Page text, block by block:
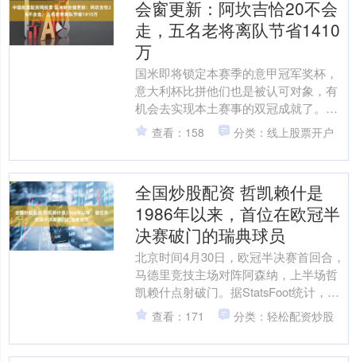
会窗更新：阿坎吉恰20不会
走，五名老将离队节省1410
万
国米即将锁定本赛季的意甲冠军奖杯，
意大利杯比拼他们也是被认可对象，有
机会去实现本土赛事的双冠成就了。这
对齐沃来讲是个鼓励，虽然欧冠淘汰赛
实在是发挥太差，不过对比....
查看：158 分类：线上股票开户
全国炒股配资 哲凯赖什是
1986年以来，首位在欧冠半
决赛破门的瑞典球员
北京时间4月30日，欧冠半决赛首回合，
马德里竞技主场对阵阿森纳，上半场哲
凯赖什点射破门。据StatsFoot统计，哲
凯赖什成为自1986年以来全国炒股配
资，首位....
查看：171 分类：轻松配资炒股